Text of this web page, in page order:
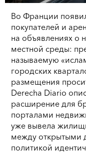
Во Франции
покупателей и
на объявлениях о
местной среды:
называемую
городских
размещения
Derecha Diario
расширение для
порталами
уже вывела
между открытыми
политикой